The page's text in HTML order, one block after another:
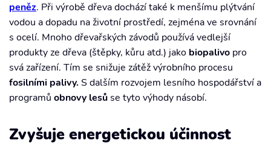
peněz. Při výrobě dřeva dochází také k menšímu plýtvání
vodou a dopadu na životní prostředí, zejména ve srovnání
s ocelí. Mnoho dřevařských závodů používá vedlejší
produkty ze dřeva (štěpky, kůru atd.) jako biopalivo pro
svá zařízení. Tím se snižuje zátěž výrobního procesu
fosilními palivy. S dalším rozvojem lesního hospodářství a
programů obnovy lesůse tyto výhody násobí.
Zvyšuje energetickou účinnost